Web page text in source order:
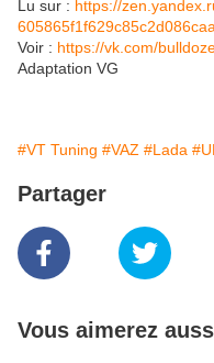
Lu sur : https://
605865f1f629c85c2d086caa
Voir : https://vk.com/
Adaptation VG
#VT Tuning #VAZ #Lada
Partager
Vous aimerez